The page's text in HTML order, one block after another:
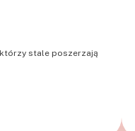
stale poszerzają